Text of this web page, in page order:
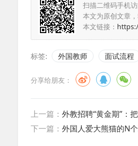
扫描二维码手机访
本文为原创文章
本文链接：
标签: 外国教师 面试流程
分享给朋友：
上一篇： 外教招聘“黄金期”：
下一篇： 外国人爱大熊猫的N